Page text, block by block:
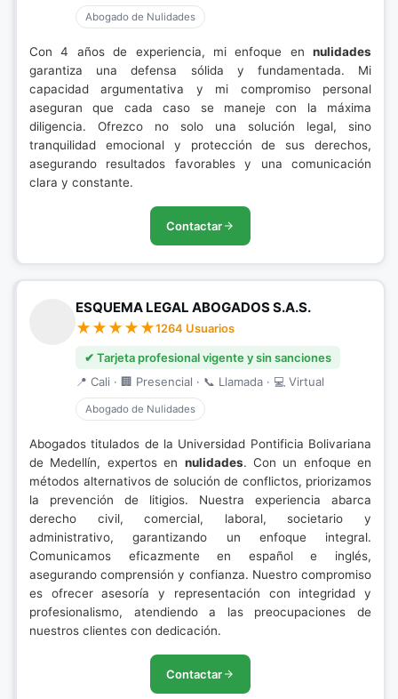
Abogado de Nulidades
Con 4 años de experiencia, mi enfoque en nulidades
garantiza una defensa sólida y fundamentada. Mi
capacidad argumentativa y mi compromiso personal
aseguran que cada caso se maneje con la máxima
diligencia. Ofrezco no solo una solución legal, sino
tranquilidad emocional y protección de sus derechos,
asegurando resultados favorables y una comunicación
clara y constante.
Contactar
ESQUEMA LEGAL ABOGADOS S.A.S.
1264 Usuarios
✔ Tarjeta profesional vigente y sin sanciones
📍 Cali · 🏢 Presencial · 📞 Llamada · 💻 Virtual
Abogado de Nulidades
Abogados titulados de la Universidad Pontificia Bolivariana
de Medellín, expertos en nulidades. Con un enfoque en
métodos alternativos de solución de conflictos, priorizamos
la prevención de litigios. Nuestra experiencia abarca
derecho civil, comercial, laboral, societario y
administrativo, garantizando un enfoque integral.
Comunicamos eficazmente en español e inglés,
asegurando comprensión y confianza. Nuestro compromiso
es ofrecer asesoría y representación con integridad y
profesionalismo, atendiendo a las preocupaciones de
nuestros clientes con dedicación.
Contactar